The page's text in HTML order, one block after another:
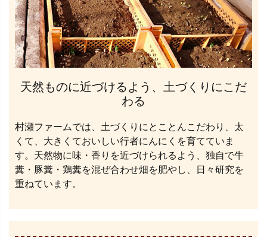
天然ものに近づけるよう、土づくりにこだ
わる
村瀬ファームでは、土づくりにとことんこだわり、太
くて、大きくておいしい行者にんにくを育てていま
す。天然物に味・香りを近づけられるよう、独自で牛
糞・豚糞・鶏糞を混ぜ合わせ畑を肥やし、日々研究を
重ねています。